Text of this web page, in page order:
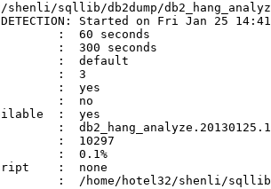
sqllib/db2dump/
DETECTION: Started on Fri Jan 25
:  60 seconds
:  300 seconds
:  default
:  3
:  yes
:  no
:  yes
:
:  10297
:  0.1%
:  none
:  /home/hotel32/shenli/sqllib/